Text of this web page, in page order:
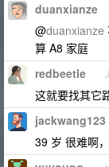
duanxianze
@duanxianze
算 A8 家庭
redbeetle
这就要找其它
jackwang123
39 岁 很难啊